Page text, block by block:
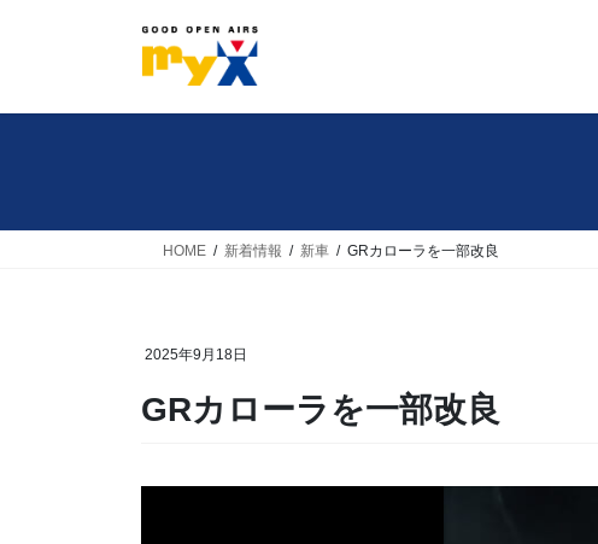
ン
ー
HOME 新着情報 新車 GRカローラを一部改良
2025年9月18日
GRカローラを一部改良